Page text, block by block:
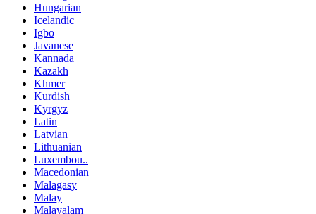
Hungarian
Icelandic
Igbo
Javanese
Kannada
Kazakh
Khmer
Kurdish
Kyrgyz
Latin
Latvian
Lithuanian
Luxembou..
Macedonian
Malagasy
Malay
Malayalam